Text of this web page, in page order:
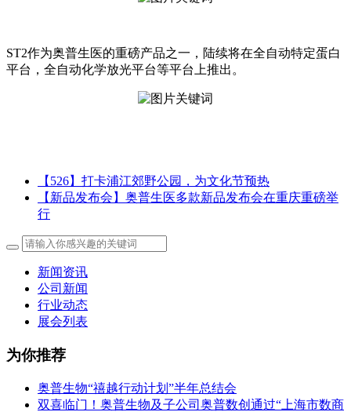
ST2作为奥普生医的重磅产品之一，陆续将在全自动特定蛋白
平台，全自动化学放光平台等平台上推出。
【526】打卡浦江郊野公园，为文化节预热
【新品发布会】奥普生医多款新品发布会在重庆重磅举
行
新闻资讯
公司新闻
行业动态
展会列表
为你推荐
奥普生物“禧越行动计划”半年总结会
双喜临门！奥普生物及子公司奥普数创通过“上海市数商